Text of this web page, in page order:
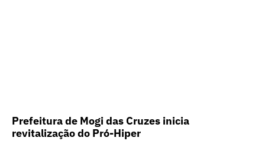
Prefeitura de Mogi das Cruzes inicia
revitalização do Pró-Hiper